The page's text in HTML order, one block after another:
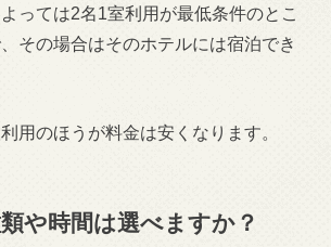
っては2名1室利用が最低条件のとこ
その場合はそのホテルには宿泊でき
用のほうが料金は安くなります。
や時間は選べますか？